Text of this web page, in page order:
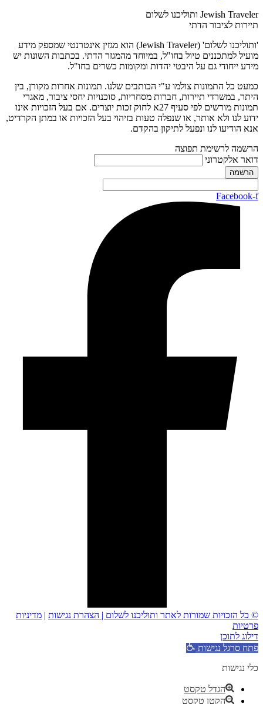
Jewish Traveler ותוליכנו לשלום
תיירות לציבור הדתי
'ותוליכנו לשלום' (Jewish Traveler) הוא מגזין אינטרנטי שמספק מידע
מועיל למתכננים טיול בחו"ל, במיוחד מהמגזר הדתי. בכתבות השונות יש
מידע ייחודי גם על היבטי יהדות ומקומות כשרים בחו"ל.
כמעט כל התמונות צולמו ע"י הכותבים שלנו. תמונות אחרות מקורן, בין
היתר, במשרדי תיירות, חברות מסחריות, סוכנויות יחסי ציבור, מאגרי
תמונות מורשים לפי סעיף 27א לחוק זכות יוצרים. אם בעל הזכויות אינו
ידוע לנו ולא אותר, או שנפלה טעות בזיהוי בעל הזכויות או במתן הקרדיט,
אנא הודיעו לנו ונפעל לתיקון בהקדם.
הרשמה לרשימת תפוצה
דואר אלקטרוני
Facebook-f
© כל הזכויות שמורות לאתר ותוליכנו לשלום | הצהרת נגישות | מדיניות
פרטיות
דילוג לתוכן
פתח סרגל נגישות
כלי נגישות
הגדל טקסט
הקטן טקסט